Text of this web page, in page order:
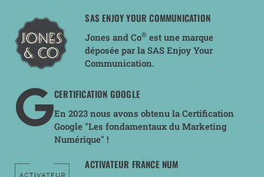
SAS ENJOY YOUR COMMUNICATION
Jones and Co® est une marque
déposée par la SAS Enjoy Your
Communication.
CERTIFICATION GOOGLE
En 2023 nous avons obtenu la Certification
Google "Les fondamentaux du Marketing
Numérique" !
ACTIVATEUR FRANCE NUM